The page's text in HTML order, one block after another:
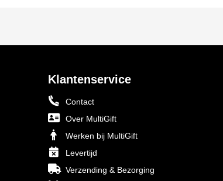
Klantenservice
Contact
Over MultiGift
Werken bij MultiGift
Levertijd
Verzending & Bezorging